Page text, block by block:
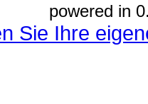
powered in
Sie Ihre